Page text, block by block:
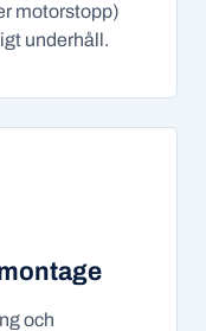
motorstopp)
underhåll.
och